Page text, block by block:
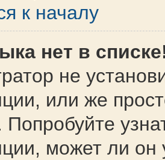
к началу
нет в
не
или же
может ли он